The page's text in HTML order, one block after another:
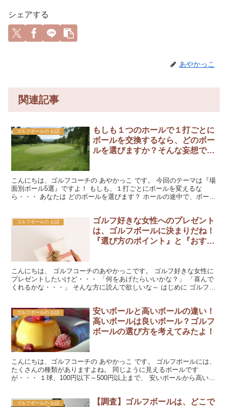
シェアする
あやかっこ
関連記事
ゴルフボールの お話
もしも１つのホールで１打ごとに
ボールを交換するなら、どのボー
ルを選びますか？そんな妄想で～
こんにちは、ゴルフコーチの あやかっこ です。 今回のテーマは『場
面別ボール5選』ですよ！ もしも、１打ごとにボールを変えるな
ら・・・ あなたは どのボールを選びます？ ホールの途中で、ボール
ゴルフボールの お話
ゴルフ好きな女性へのプレゼント
は、ゴルフボールに決まりだね！
『選び方のポイント』と『おすす
こんにちは、 ゴルフコーチのあやかっこです。 ゴルフ好きな女性に
プレゼントしたいけど・・・ 「何をあげたらいいかな？」 「喜んで
くれるかな・・・」 そんな方に読んで欲しいな～ はじめに ゴルフが
ゴルフボールの お話
安いボールと高いボールの違い！
高いボールは良いボール？ゴルフ
ボールの選び方を考えてみたよ！
こんにちは、ゴルフコーチの あやかっこ です。 ゴルフボールには、
たくさんの種類がありますよね。 同じように見えるボールです
が・・・ １球、100円以下～500円以上まで、 安いボールから高いボ
ゴルフボールの お話
【調査】ゴルフボールは、どこで